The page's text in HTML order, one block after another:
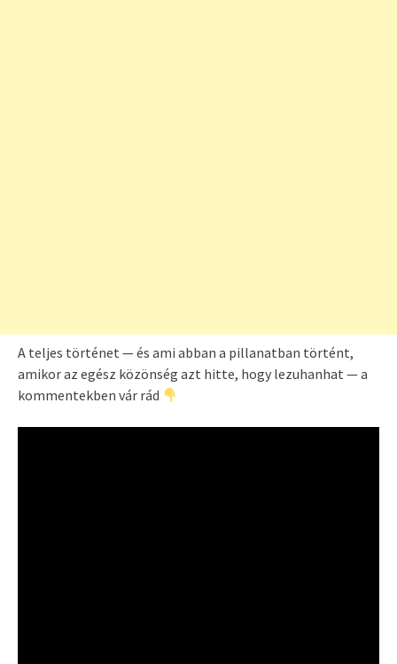
A teljes történet — és ami abban a pillanatban történt,
amikor az egész közönség azt hitte, hogy lezuhanhat — a
kommentekben vár rád